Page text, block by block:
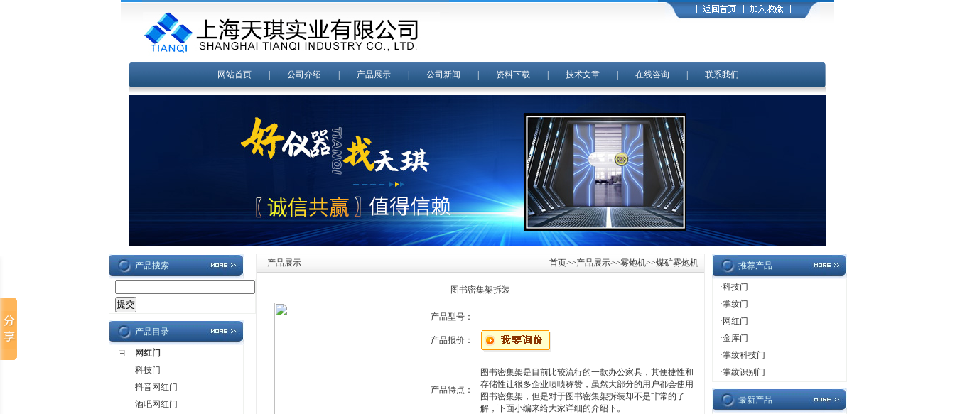
网站首页 公司介绍 产品展示 公司新闻 资料下载 技术文章 在线咨询 联系我们
产品搜索
产品目录
网红门
-
科技门
-
抖音网红门
-
酒吧网红门
产品展示 首页>>产品展示>>雾炮机>>煤矿雾炮机
图书密集架拆装
产品型号：
产品报价：
产品特点：
图书密集架是目前比较流行的一款办公家具，其便捷性和
存储性让很多企业啧啧称赞，虽然大部分的用户都会使用
图书密集架，但是对于图书密集架拆装却不是非常的了
解，下面小编来给大家详细的介绍下。
推荐产品
·科技门
·掌纹门
· 网红门
·金库门
·掌纹科技门
·掌纹识别门
最新产品